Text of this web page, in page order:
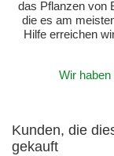
das Pflanzen von
die es am
Hilfe erreichen
Wir
Kunden, die
gekauft